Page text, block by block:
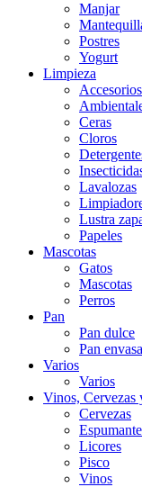
Manjar
Postres
Yogurt
Limpieza
Ceras
Cloros
Lavalozas
Lustra
Papeles
Mascotas
Gatos
Mascotas
Perros
Pan
Pan dulce
Pan
Varios
Varios
Vinos, Cervezas
Cervezas
Licores
Pisco
Vinos